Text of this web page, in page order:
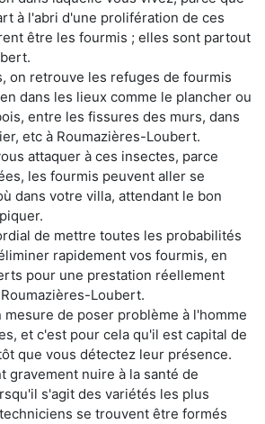
à l'abri d'une prolifération de ces
être les fourmis ; elles sont partout
on retrouve les refuges de fourmis
dans les lieux comme le plancher ou
entre les fissures des murs, dans
etc à Roumazières-Loubert.
attaquer à ces insectes, parce
les fourmis peuvent aller se
dans votre villa, attendant le bon
de mettre toutes les probabilités
rapidement vos fourmis, en
pour une prestation réellement
Loubert.
de poser problème à l'homme
et c'est pour cela qu'il est capital de
que vous détectez leur présence.
gravement nuire à la santé de
s'agit des variétés les plus
se trouvent être formés